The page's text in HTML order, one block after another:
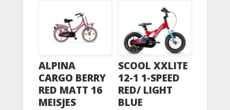
ALPINA
CARGO BERRY
RED MATT 16
MEISJES
SCOOL XXLITE
12-1 1-SPEED
RED/ LIGHT
BLUE